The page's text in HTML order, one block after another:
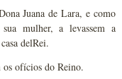
Juana de Lara, e como
mulher, a levassem a
delRei.
ofícios do Reino.